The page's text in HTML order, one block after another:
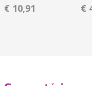
€ 10,91 €